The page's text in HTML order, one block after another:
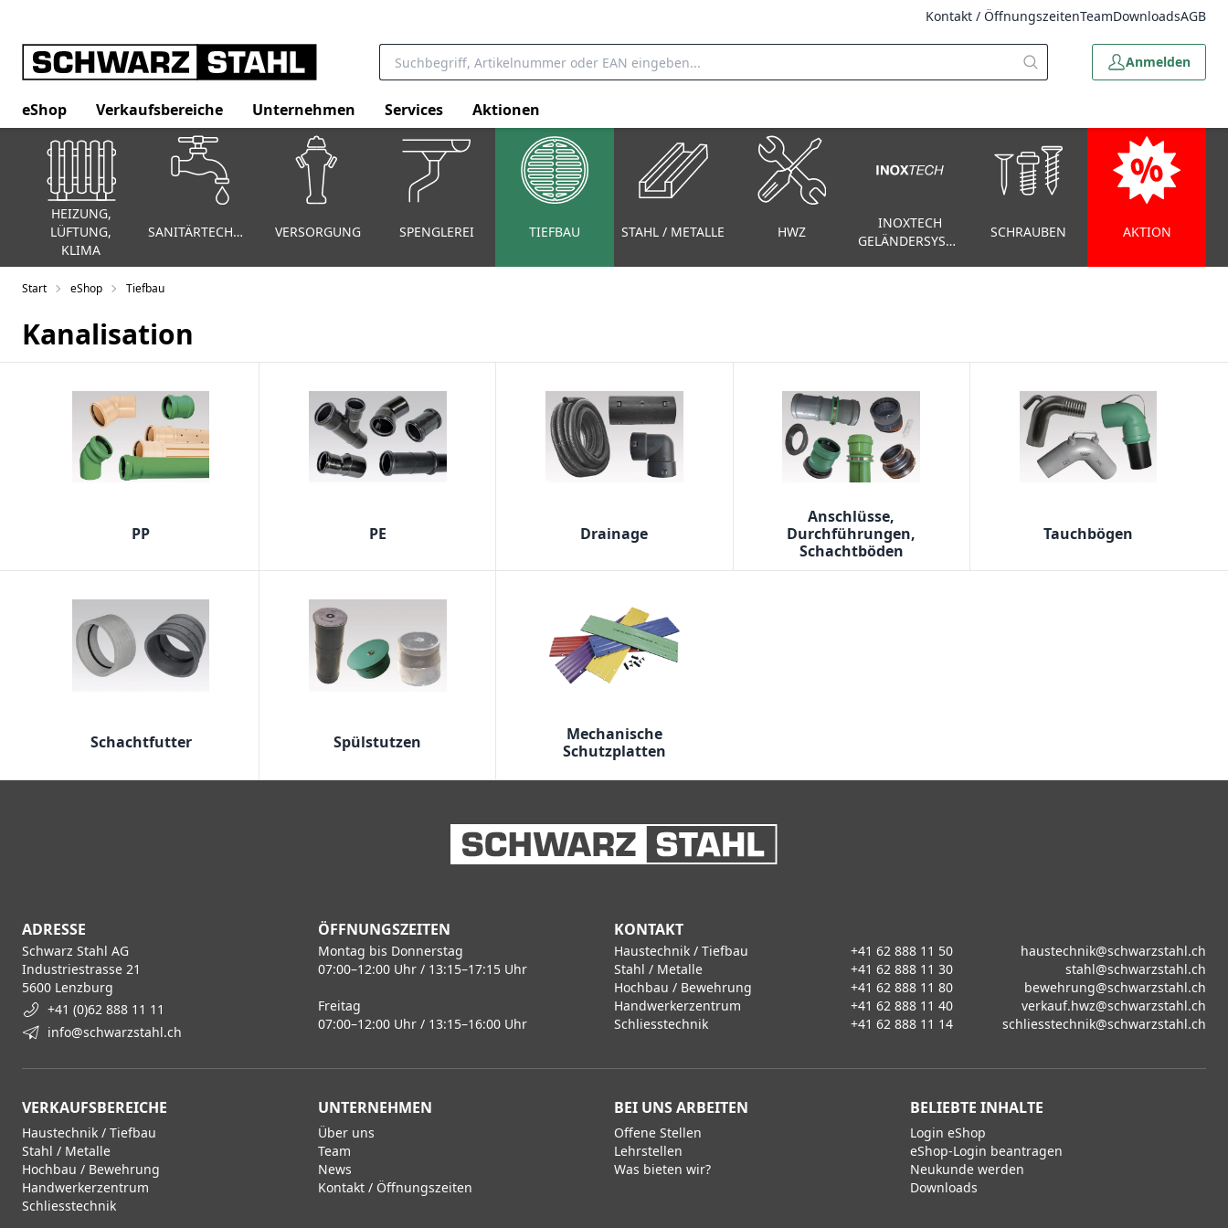
Kontakt / ÖffnungszeitenTeamDownloadsAGB
Anmelden
eShop Verkaufsbereiche Unternehmen Services Aktionen
HEIZUNG,
LÜFTUNG,
KLIMA
SANITÄRTECHNIK VERSORGUNG SPENGLEREI TIEFBAU STAHL / METALLE HWZ
INOXTECH
GELÄNDERSYSTEM
SCHRAUBEN AKTION
Start eShop Tiefbau
Kanalisation
PP PE Drainage
Anschlüsse,
Durchführungen,
Schachtböden
Tauchbögen
Schachtfutter Spülstutzen
Mechanische
Schutzplatten
ADRESSE
Schwarz Stahl AG
Industriestrasse 21
5600 Lenzburg
+41 (0)62 888 11 11
info@schwarzstahl.ch
ÖFFNUNGSZEITEN
Montag bis Donnerstag
07:00–12:00 Uhr / 13:15–17:15 Uhr
Freitag
07:00–12:00 Uhr / 13:15–16:00 Uhr
KONTAKT
Haustechnik / Tiefbau +41 62 888 11 50
haustechnik@schwarzstahl.ch
Stahl / Metalle
+41 62 888 11 30
stahl@schwarzstahl.ch
Hochbau / Bewehrung
+41 62 888 11 80
bewehrung@schwarzstahl.ch
Handwerkerzentrum
+41 62 888 11 40
verkauf.hwz@schwarzstahl.ch
Schliesstechnik
+41 62 888 11 14 schliesstechnik@schwarzstahl.ch
VERKAUFSBEREICHE
Haustechnik / Tiefbau
Stahl / Metalle
Hochbau / Bewehrung
Handwerkerzentrum
Schliesstechnik
UNTERNEHMEN
Über uns
Team
News
Kontakt / Öffnungszeiten
BEI UNS ARBEITEN
Offene Stellen
Lehrstellen
Was bieten wir?
BELIEBTE INHALTE
Login eShop
eShop-Login beantragen
Neukunde werden
Downloads